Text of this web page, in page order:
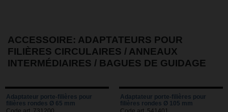
ACCESSOIRE: ADAPTATEURS POUR
FILIÈRES CIRCULAIRES / ANNEAUX
INTERMÉDIAIRES / BAGUES DE GUIDAGE
Adaptateur porte-filières pour
filières rondes Ø 65 mm
Adaptateur porte-filières pour
filières rondes Ø 105 mm